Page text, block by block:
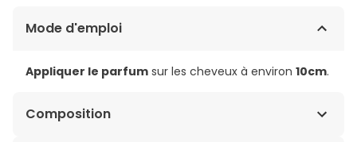
Mode d'emploi
Appliquer le parfum sur les cheveux à environ 10cm.
Composition